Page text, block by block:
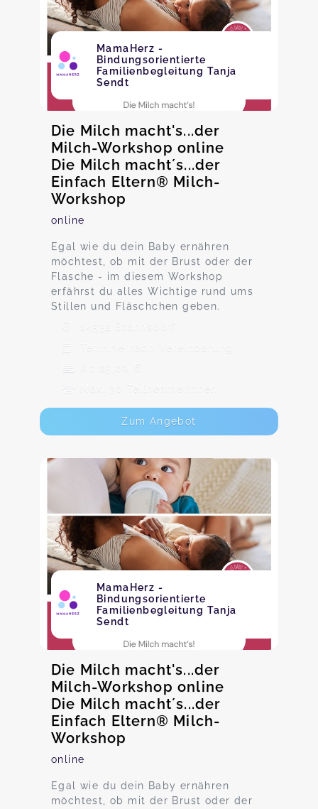
MamaHerz -
Bindungsorientierte
Familienbegleitung Tanja
Sendt
Die Milch macht's...der
Milch-Workshop online
Die Milch macht´s...der
Einfach Eltern® Milch-
Workshop
online
Egal wie du dein Baby ernähren
möchtest, ob mit der Brust oder der
Flasche - im diesem Workshop
erfährst du alles Wichtige rund ums
Stillen und Fläschchen geben.
14532 Stahnsdorf
Termine nach Vereinbarung
Ab 25,00 €
Max. 30 TeilnehmerInnen
Zum Angebot
MamaHerz -
Bindungsorientierte
Familienbegleitung Tanja
Sendt
Die Milch macht's...der
Milch-Workshop online
Die Milch macht´s...der
Einfach Eltern® Milch-
Workshop
online
Egal wie du dein Baby ernähren
möchtest, ob mit der Brust oder der